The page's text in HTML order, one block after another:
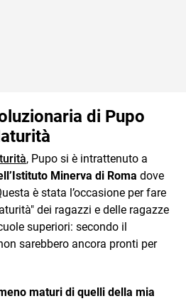
di Pupo
, Pupo si è intrattenuto a
Minerva di Roma dove
è stata l’occasione per fare
dei ragazzi e delle ragazze
superiori: secondo il
sarebbero ancora pronti per
maturi di quelli della mia